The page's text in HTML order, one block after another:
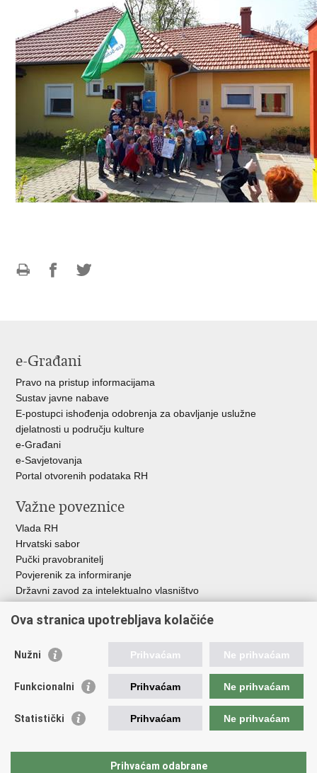
e-Građani
Pravo na pristup informacijama
Sustav javne nabave
E-postupci ishođenja odobrenja za obavljanje uslužne
djelatnosti u području kulture
e-Građani
e-Savjetovanja
Portal otvorenih podataka RH
Važne poveznice
Vlada RH
Hrvatski sabor
Pučki pravobranitelj
Povjerenik za informiranje
Državni zavod za intelektualno vlasništvo
HAKOM
Ostale poveznice
Hrvatski audiovizualni centar
Creative Europe
EU National Institutes for Culture
Međunarodni centar za podvodnu arheologiju u Zadru (MCPA)
Ova stranica upotrebljava kolačiće
Nužni Prihvaćam Ne prihvaćam
Funkcionalni Prihvaćam Ne prihvaćam
Statistički Prihvaćam Ne prihvaćam
Prihvaćam odabrane